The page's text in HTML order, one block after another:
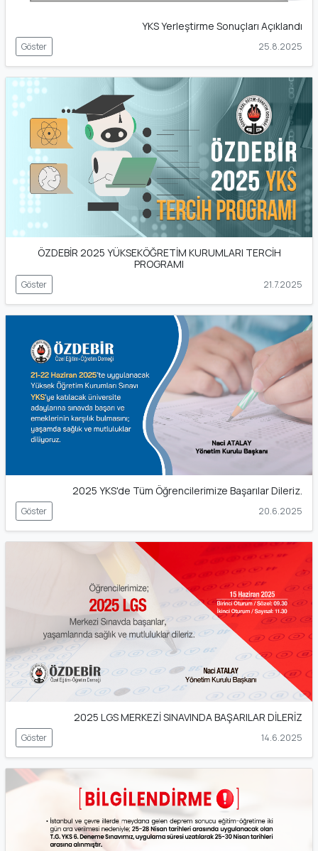
YKS Yerleştirme Sonuçları Açıklandı
Göster 25.8.2025
ÖZDEBİR 2025 YÜKSEKÖĞRETİM KURUMLARI TERCİH
PROGRAMI
Göster 21.7.2025
2025 YKS'de Tüm Öğrencilerimize Başarılar Dileriz.
Göster 20.6.2025
2025 LGS MERKEZİ SINAVINDA BAŞARILAR DİLERİZ
Göster 14.6.2025